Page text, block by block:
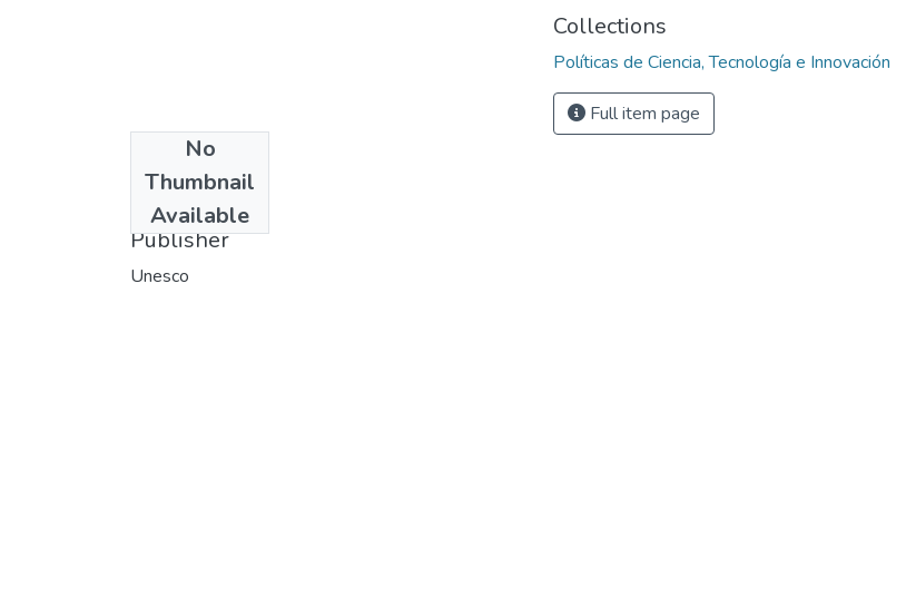
No
Thumbnail
Available
1982
Publisher
Unesco
Collections
Políticas de Ciencia, Tecnología e Innovación
Full item page